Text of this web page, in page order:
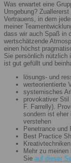
Was erwartet eine
Umgebung?
Vertrauens, in dem
meiner
dass wir auch Spaß in
wertschätzende
einen höchst
Sie persönlich nützlich
ist gut gefüllt und
lösungs- und
werteorientierte
systemisches
provokativer Stil
F. Farrelly).
sondern ist eher
verstehen
Penetrance und
Best Practice
Mehr zu
Sie auf dieser